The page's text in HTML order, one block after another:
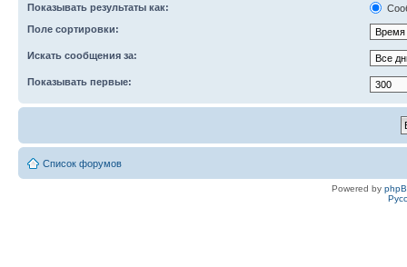
Показывать результаты как:
Поле сортировки:
Искать сообщения за:
Показывать первые:
Список форумов
Powered by